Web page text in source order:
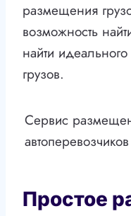
размещения
возможность
найти
грузов.
Сервис
автоперевозчиков
Простое